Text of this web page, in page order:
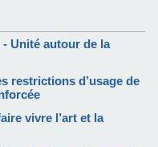
Unité autour de la
restrictions d’usage de
vivre l’art et la